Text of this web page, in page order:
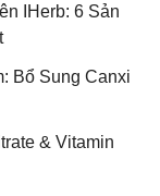
IHerb: 6 Sản
Bổ Sung Canxi
& Vitamin